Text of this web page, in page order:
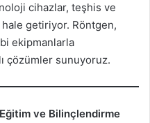
cihazlar, teşhis ve
getiriyor. Röntgen,
ekipmanlarla
çözümler sunuyoruz.
ve Bilinçlendirme